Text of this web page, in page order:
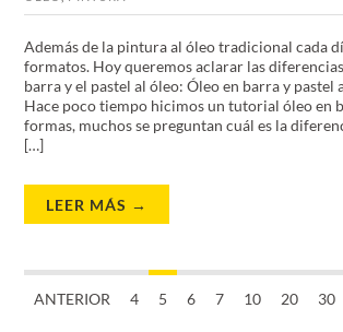
Además de la pintura al óleo tradicional cada
formatos. Hoy queremos aclarar las
barra y el pastel al óleo: Óleo en barra y pastel
Hace poco tiempo hicimos un tutorial óleo en
formas, muchos se preguntan cuál es la
[…]
LEER MÁS →
ANTERIOR 4 5 6 7 10 20 30